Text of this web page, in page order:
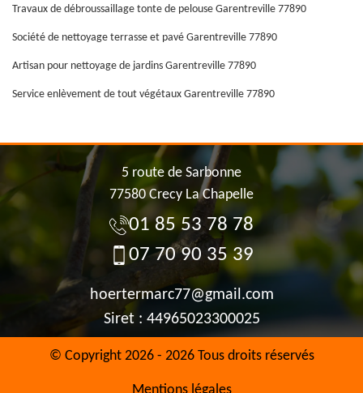
Travaux de débroussaillage tonte de pelouse Garentreville 77890
Société de nettoyage terrasse et pavé Garentreville 77890
Artisan pour nettoyage de jardins Garentreville 77890
Service enlèvement de tout végétaux Garentreville 77890
5 route de Sarbonne
77580 Crecy La Chapelle
01 85 53 78 78
07 70 90 35 39
hoertermarc77@gmail.com
Siret : 44965023300025
© Copyright 2026 - 2026 Tous droits réservés
Mentions légales